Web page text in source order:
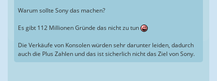
Warum sollte Sony das machen?
Es gibt 112 Millionen Gründe das nicht zu tun
Die Verkäufe von Konsolen würden sehr darunter leiden, dadurch
auch die Plus Zahlen und das ist sicherlich nicht das Ziel von Sony.